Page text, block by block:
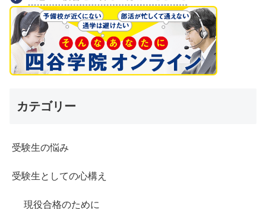
カテゴリー
受験生の悩み
受験生としての心構え
現役合格のために